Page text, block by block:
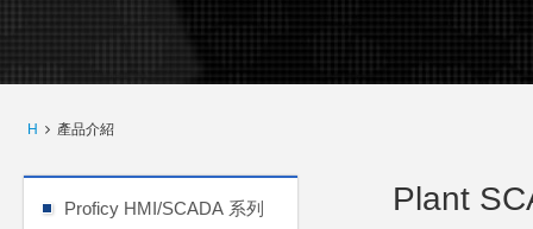
H 產品介紹
Proficy HMI/SCADA 系列 Plant